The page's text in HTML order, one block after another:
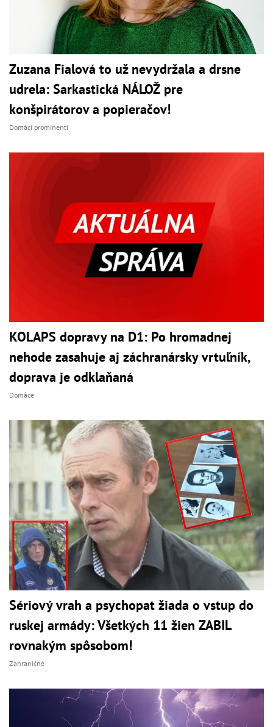
Zuzana Fialová to už nevydržala a drsne
udrela: Sarkastická NÁLOŽ pre
konšpirátorov a popieračov!
Domáci prominenti
KOLAPS dopravy na D1: Po hromadnej
nehode zasahuje aj záchranársky vrtuľník,
doprava je odklaňaná
Domáce
Sériový vrah a psychopat žiada o vstup do
ruskej armády: Všetkých 11 žien ZABIL
rovnakým spôsobom!
Zahraničné